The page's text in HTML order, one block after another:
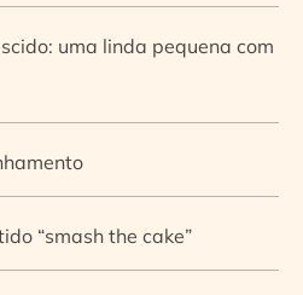
uma linda pequena com
“smash the cake”